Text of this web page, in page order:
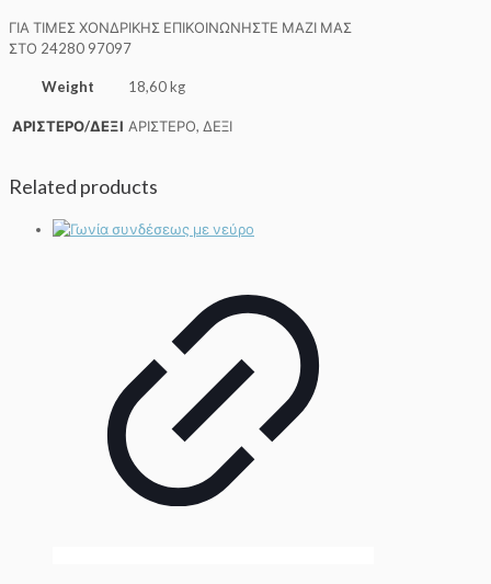
ΓΙΑ ΤΙΜΕΣ ΧΟΝΔΡΙΚΗΣ ΕΠΙΚΟΙΝΩΝΗΣΤΕ ΜΑΖΙ ΜΑΣ
ΣΤΟ 24280 97097
Weight 18,60 kg
ΑΡΙΣΤΕΡΟ/ΔΕΞΙ ΑΡΙΣΤΕΡΟ, ΔΕΞΙ
Related products